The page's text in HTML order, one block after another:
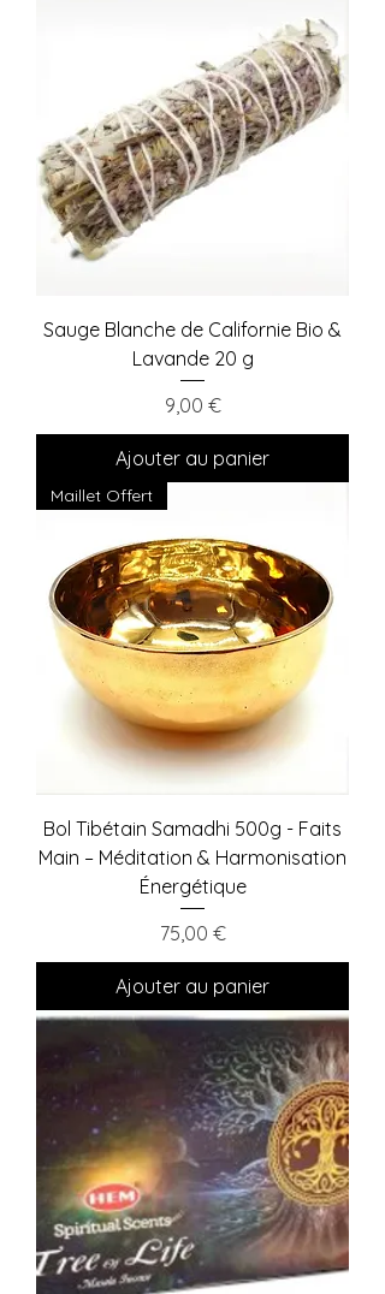
Sauge Blanche de Californie Bio &
Lavande 20 g
Prix
9,00 €
Ajouter au panier
Maillet Offert
Bol Tibétain Samadhi 500g - Faits
Main – Méditation & Harmonisation
Énergétique
Prix
75,00 €
Ajouter au panier